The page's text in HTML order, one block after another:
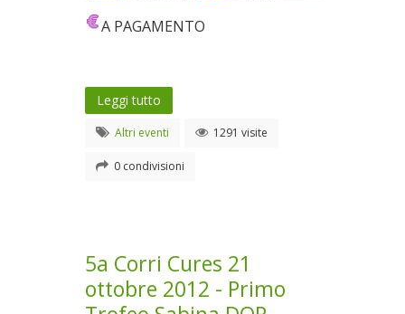
A PAGAMENTO
Leggi tutto
Altri eventi 1291 visite
0 condivisioni
5a Corri Cures 21
ottobre 2012 - Primo